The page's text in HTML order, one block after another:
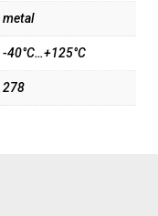
metal
-40°C…+125°C
278